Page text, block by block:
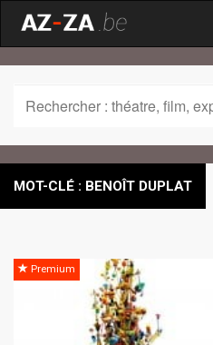
MOT-CLÉ : BENOÎT DUPLAT
Premium